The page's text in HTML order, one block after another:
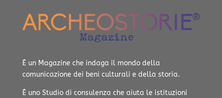
È un Magazine che indaga il mondo della
comunicazione dei beni culturali e della storia.
È uno Studio di consulenza che aiuta le istituzioni